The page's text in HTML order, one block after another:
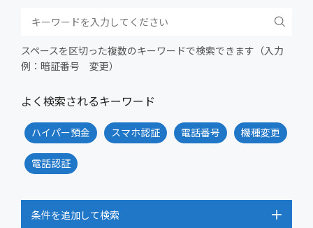
スペースを区切った複数のキーワードで検索できます（入力
例：暗証番号 変更）
よく検索されるキーワード
ハイパー預金 スマホ認証 電話番号 機種変更
電話認証
条件を追加して検索